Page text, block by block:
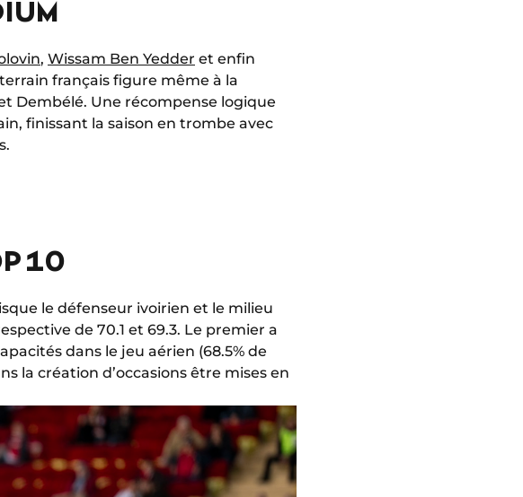
, Wissam Ben Yedder et enfin
français figure même à la
Dembélé. Une récompense logique
finissant la saison en trombe avec
10
le défenseur ivoirien et le milieu
de 70.1 et 69.3. Le premier a
dans le jeu aérien (68.5% de
la création d’occasions être mises en